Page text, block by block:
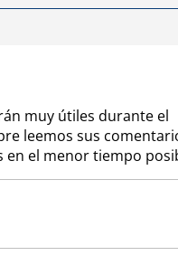
muy útiles durante el
leemos sus
en el menor tiempo